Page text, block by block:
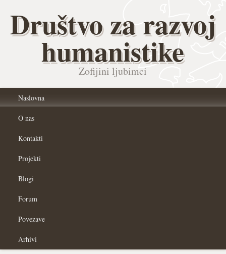
Društvo za razvoj
humanistike
Zofijini ljubimci
Naslovna
O nas
Kontakti
Projekti
Blogi
Forum
Povezave
Arhivi